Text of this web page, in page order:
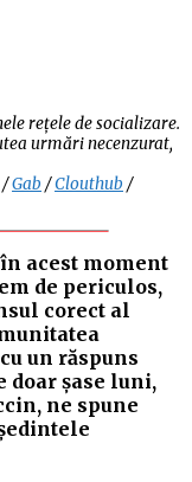
rețele de socializare.
urmări necenzurat,
/Gab /Clouthub /
acest moment
de periculos,
corect al
un răspuns
doar șase luni,
ne spune